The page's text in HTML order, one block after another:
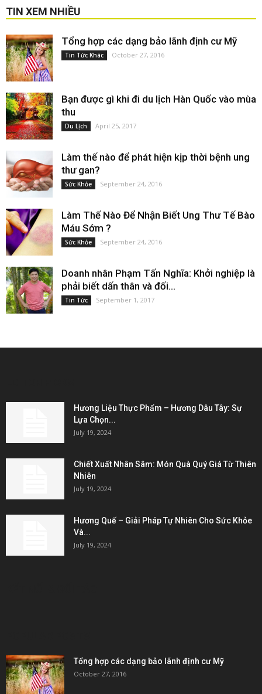
TIN XEM NHIỀU
Tổng hợp các dạng bảo lãnh định cư Mỹ
Tin Tức Khác October 27, 2016
Bạn được gì khi đi du lịch Hàn Quốc vào mùa
thu
Du Lịch April 25, 2017
Làm thế nào để phát hiện kịp thời bệnh ung
thư gan?
Sức Khỏe September 24, 2016
Làm Thế Nào Để Nhận Biết Ung Thư Tế Bào
Máu Sớm ?
Sức Khỏe September 24, 2016
Doanh nhân Phạm Tấn Nghĩa: Khởi nghiệp là
phải biết dấn thân và đối...
Tin Tức September 1, 2017
Hương Liệu Thực Phẩm – Hương Dâu Tây: Sự
Lựa Chọn...
July 19, 2024
Chiết Xuất Nhân Sâm: Món Quà Quý Giá Từ Thiên
Nhiên
July 19, 2024
Hương Quế – Giải Pháp Tự Nhiên Cho Sức Khỏe
Và...
July 19, 2024
Tổng hợp các dạng bảo lãnh định cư Mỹ
October 27, 2016